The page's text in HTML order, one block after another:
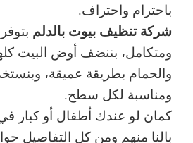
باحترام واحتراف.
شركة تنظيف بيوت بالدلم
ومتكامل، بننضف أوض البيت
والحمام بطريقة عميقة،
ومناسبة لكل سطح.
كمان لو عندك أطفال أو كبار
بالنا منهم ومن كل التفاصيل